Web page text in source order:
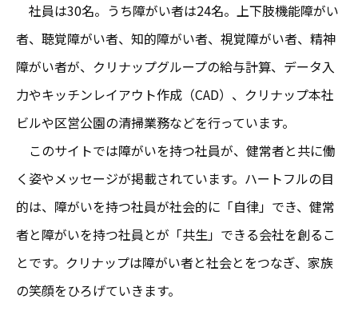
社員は30名。うち障がい者は24名。上下肢機能障がい
者、聴覚障がい者、知的障がい者、視覚障がい者、精神
障がい者が、クリナップグループの給与計算、データ入
力やキッチンレイアウト作成（CAD）、クリナップ本社
ビルや区営公園の清掃業務などを行っています。
このサイトでは障がいを持つ社員が、健常者と共に働
く姿やメッセージが掲載されています。ハートフルの目
的は、障がいを持つ社員が社会的に「自律」でき、健常
者と障がいを持つ社員とが「共生」できる会社を創るこ
とです。クリナップは障がい者と社会とをつなぎ、家族
の笑顔をひろげていきます。